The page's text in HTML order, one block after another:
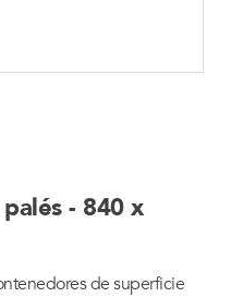
- 840 x
de superficie